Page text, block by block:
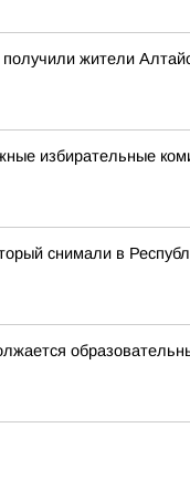
жители
избирательные
снимали в